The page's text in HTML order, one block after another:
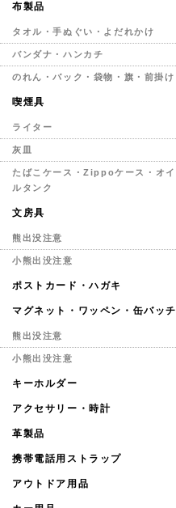
布製品
タオル・手ぬぐい・よだれかけ
バンダナ・ハンカチ
のれん・バック・袋物・旗・前掛け
喫煙具
ライター
灰皿
たばこケース・Zippoケース・オイ
ルタンク
文房具
熊出没注意
小熊出没注意
ポストカード・ハガキ
マグネット・ワッペン・缶バッチ
熊出没注意
小熊出没注意
キーホルダー
アクセサリー・時計
革製品
携帯電話用ストラップ
アウトドア用品